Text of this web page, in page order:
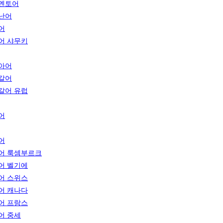
토어
어
샤무키
어
어
어 유럽
룩셈부르크
벨기에
스위스
캐나다
프랑스
중세